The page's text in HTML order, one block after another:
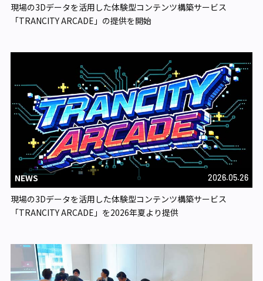
現場の3Dデータを活用した体験型コンテンツ構築サービス
「TRANCITY ARCADE」の提供を開始
NEWS 2026.05.26
現場の3Dデータを活用した体験型コンテンツ構築サービス
「TRANCITY ARCADE」を2026年夏より提供